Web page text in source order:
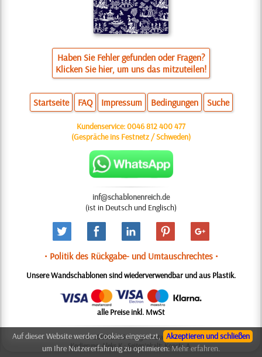
Haben Sie Fehler gefunden oder Fragen?
Klicken Sie hier, um uns das mitzuteilen!
Startseite FAQ Impressum Bedingungen Suche
Kundenservice:0046 812 400 477
(Gespräche ins Festnetz / Schweden)
inf@schablonenreich.de
(ist in Deutsch und Englisch)
• Politik des Rückgabe- und Umtauschrechtes •
Unsere Wandschablonen sind wiederverwendbar und aus Plastik.
alle Preise inkl. MwSt
© 2006-2025 Design: Natali M.
Kodierung: Aleks K.; Seiteninhalt: Konsta A.
Akzeptieren und schließen
Auf dieser Website werden Cookies eingesetzt,
um Ihre Nutzererfahrung zu optimieren: Mehr erfahren.